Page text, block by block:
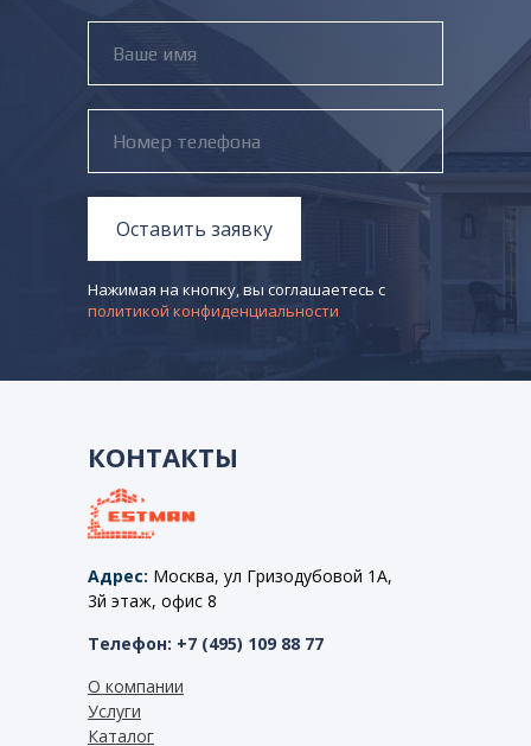
Оставить заявку
Нажимая на кнопку, вы соглашаетесь с
политикой конфиденциальности
КОНТАКТЫ
Адрес: Москва, ул Гризодубовой 1А,
3й этаж, офис 8
О компании
Услуги
Каталог
Телефон: +7 (495) 109 88 77